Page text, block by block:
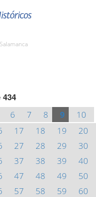
434
6 7 8 9
10
17 18 19
20
27 28 29
30
37 38 39
40
47 48 49
50
57 58 59
60